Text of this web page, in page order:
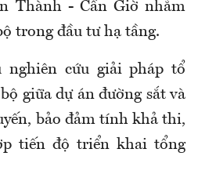
Thành - Cần Giờ nhằm
trong đầu tư hạ tầng.
nghiên cứu giải pháp tổ
giữa dự án đường sắt và
bảo đảm tính khả thi,
tiến độ triển khai tổng